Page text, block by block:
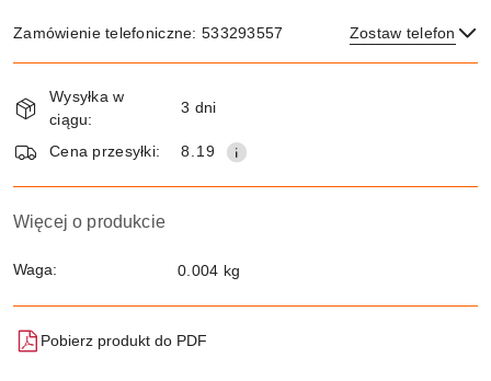
Zamówienie telefoniczne: 533293557 Zostaw telefon
Dostępność
i
dostawa
Wysyłka w
ciągu:
3 dni
Cena przesyłki: 8.19
Więcej o produkcie
Waga: 0.004 kg
Pobierz produkt do PDF